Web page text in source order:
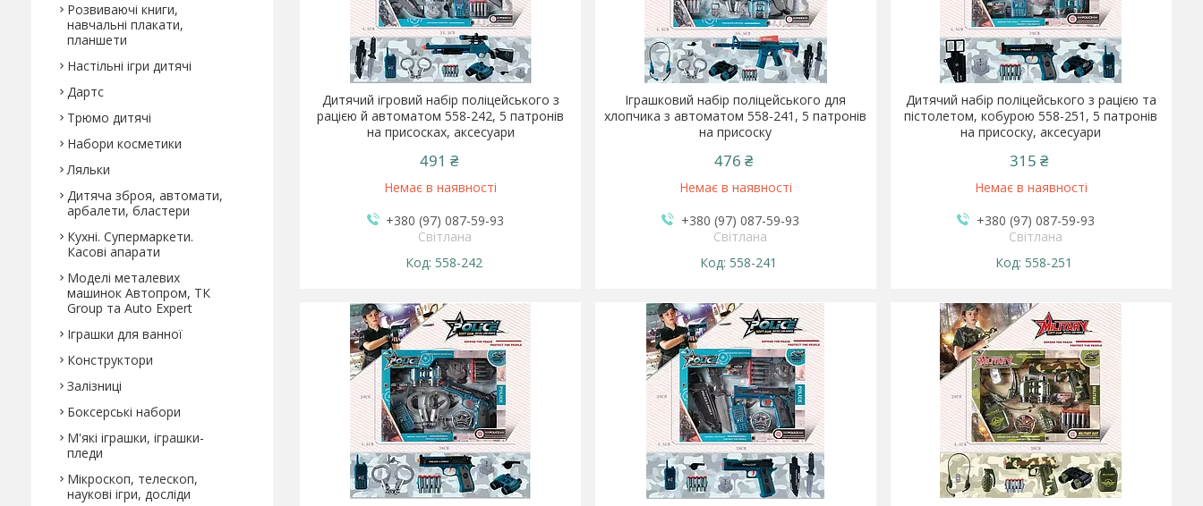
Дитячий ігровий набір поліцейського з
рацією й автоматом 558-242, 5 патронів
на присосках, аксесуари
491 ₴
Немає в наявності
+380 (97) 087-59-93
Світлана
558-242
Іграшковий набір поліцейського для
хлопчика з автоматом 558-241, 5 патронів
на присоску
476 ₴
Немає в наявності
+380 (97) 087-59-93
Світлана
558-241
Дитячий набір поліцейського з рацією та
пістолетом, кобурою 558-251, 5 патронів
на присоску, аксесуари
315 ₴
Немає в наявності
+380 (97) 087-59-93
Світлана
558-251
Розвиваючі книги,
навчальні плакати,
планшети
Настільні ігри дитячі
Дартс
Трюмо дитячі
Набори косметики
Ляльки
Дитяча зброя, автомати,
арбалети, бластери
Кухні. Супермаркети.
Касові апарати
Моделі металевих
машинок Автопром, ТК
Group та Auto Expert
Іграшки для ванної
Конструктори
Залізниці
Боксерські набори
М'які іграшки, іграшки-
пледи
Мікроскоп, телескоп,
наукові ігри, досліди